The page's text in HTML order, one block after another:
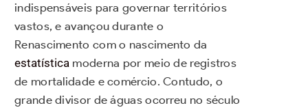
indispensáveis para governar territórios
vastos, e avançou durante o
Renascimento com o nascimento da
estatística moderna por meio de registros
de mortalidade e comércio. Contudo, o
grande divisor de águas ocorreu no século